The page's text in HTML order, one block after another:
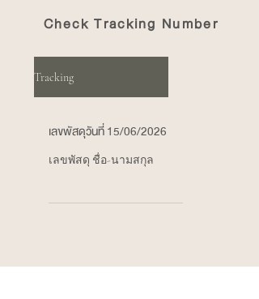
Check Tracking Number
Tracking
เลขพัสดุวันที่ 15/06/2026
เลขพัสดุ ชื่อ-นามสกุล